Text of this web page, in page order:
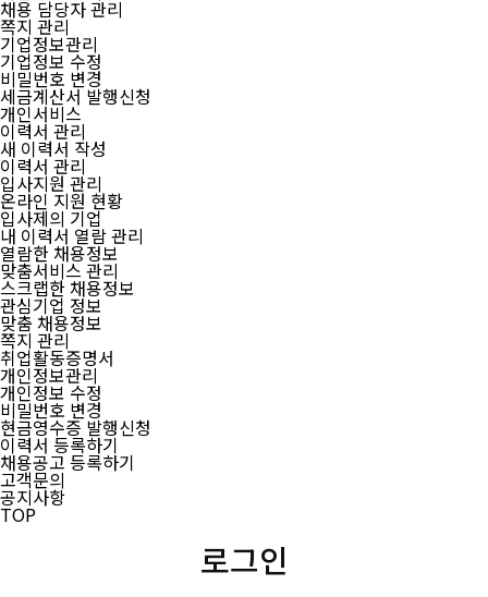
채용 담당자 관리
쪽지 관리
기업정보관리
기업정보 수정
비밀번호 변경
세금계산서 발행신청
개인서비스
이력서 관리
새 이력서 작성
이력서 관리
입사지원 관리
온라인 지원 현황
입사제의 기업
내 이력서 열람 관리
열람한 채용정보
맞춤서비스 관리
스크랩한 채용정보
관심기업 정보
맞춤 채용정보
쪽지 관리
취업활동증명서
개인정보관리
개인정보 수정
비밀번호 변경
현금영수증 발행신청
이력서 등록하기
채용공고 등록하기
고객문의
공지사항
TOP
로그인